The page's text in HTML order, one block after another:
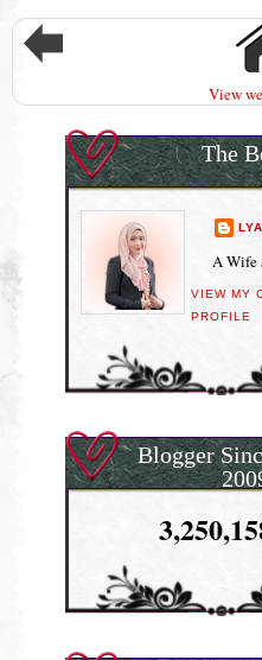
View
The
A Wife
VIEW MY
PROFILE
Blogger